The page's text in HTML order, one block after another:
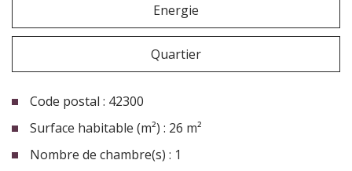
Energie
Quartier
Code postal : 42300
Surface habitable (m²) : 26 m²
Nombre de chambre(s) : 1